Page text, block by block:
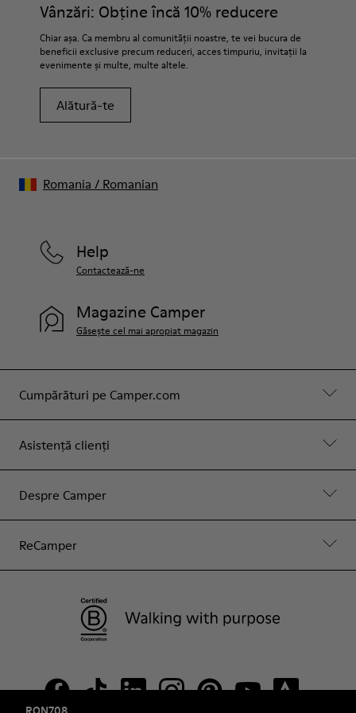
Branțuri OrthoLite® Recycled™
72% piele 28% material textil (45% poliester reciclat - 35%
bumbac reciclat - 20% viscoză)
Vânzări: Obține încă 10% reducere
Chiar așa. Ca membru al comunității noastre, te vei bucura de
beneficii exclusive precum reduceri, acces timpuriu, invitații la
evenimente și multe, multe altele.
Alătură-te
Cumpărături pe Camper.com
Asistență clienți
Despre Camper
ReCamper
Help
Contactează-ne
Magazine Camper
Găsește cel mai apropiat magazin
Romania / Romanian